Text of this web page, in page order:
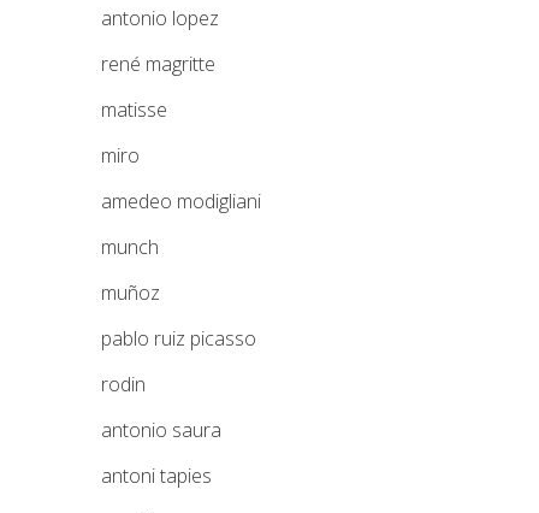
antonio lopez
rené magritte
matisse
miro
amedeo modigliani
munch
muñoz
pablo ruiz picasso
rodin
antonio saura
antoni tapies